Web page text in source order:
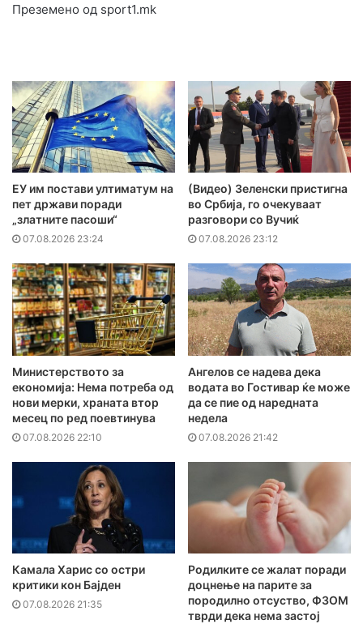
Преземено од sport1.mk
ЕУ им постави ултиматум на
пет држави поради
„златните пасоши“
07.08.2026 23:24
(Видео) Зеленски пристигна
во Србија, го очекуваат
разговори со Вучиќ
07.08.2026 23:12
Министерството за
економија: Нема потреба од
нови мерки, храната втор
месец по ред поевтинува
07.08.2026 22:10
Ангелов се надева дека
водата во Гостивар ќе може
да се пие од наредната
недела
07.08.2026 21:42
Камала Харис со остри
критики кон Бајден
07.08.2026 21:35
Родилките се жалат поради
доцнење на парите за
породилно отсуство, ФЗОМ
тврди дека нема застој